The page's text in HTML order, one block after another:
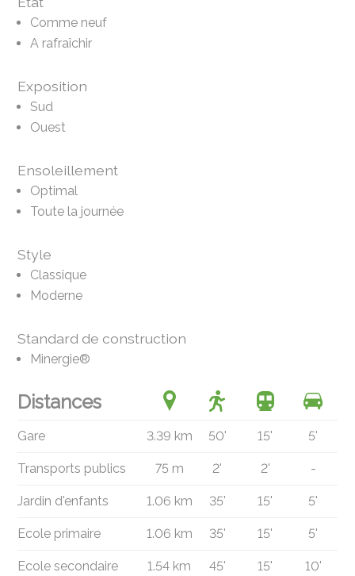
Comme neuf
A rafraîchir
Exposition
Sud
Ouest
Ensoleillement
Optimal
Toute la journée
Style
Classique
Moderne
Standard de construction
Minergie®
Distances
Gare 3.39 km 50' 15' 5'
Transports publics 75 m 2' 2' -
Jardin d'enfants 1.06 km 35' 15' 5'
Ecole primaire 1.06 km 35' 15' 5'
Ecole secondaire 1.54 km 45' 15' 10'